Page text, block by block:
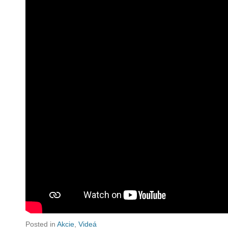
Posted in Akcie Videá